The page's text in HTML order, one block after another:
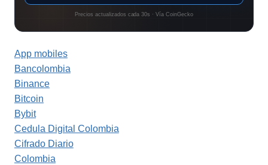
Precios actualizados cada 30s · Vía CoinGecko
App mobiles
Bancolombia
Binance
Bitcoin
Bybit
Cedula Digital Colombia
Cifrado Diario
Colombia